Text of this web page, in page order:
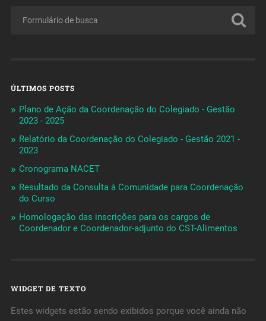
ÚLTIMOS POSTS
Plano de Ação da Coordenação do Colegiado - Gestão
2023 - 2025
Relatório da Coordenação do Colegiado - Gestão 2021 -
2023
Cronograma NACET
Resultado da Consulta à Comunidade para Coordenação
do Curso
Homologação das inscrições para os cargos de
Coordenador e Coordenador-adjunto do CST-Alimentos
WIDGET DE TEXTO
Estes widgets estão sendo exibidos porque você ainda não